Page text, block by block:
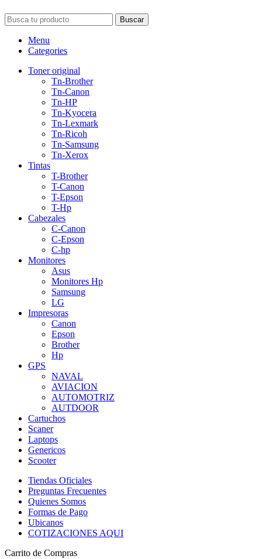
Buscar
Menu
Categories
Toner original
Tn-Brother
Tn-Canon
Tn-HP
Tn-Kyocera
Tn-Lexmark
Tn-Ricoh
Tn-Samsung
Tn-Xerox
Tintas
T-Brother
T-Canon
T-Epson
T-Hp
Cabezales
C-Canon
C-Epson
C-hp
Monitores
Asus
Monitores Hp
Samsung
LG
Impresoras
Canon
Epson
Brother
Hp
GPS
NAVAL
AVIACION
AUTOMOTRIZ
AUTDOOR
Cartuchos
Scaner
Laptops
Genericos
Scooter
Tiendas Oficiales
Preguntas Frecuentes
Quienes Somos
Formas de Pago
Ubicanos
COTIZACIONES AQUI
Carrito de Compras